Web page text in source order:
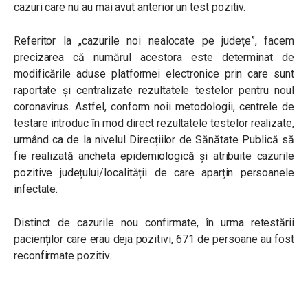
cazuri care nu au mai avut anterior un test pozitiv.
Referitor la „cazurile noi nealocate pe județe”, facem
precizarea că numărul acestora este determinat de
modificările aduse platformei electronice prin care sunt
raportate și centralizate rezultatele testelor pentru noul
coronavirus. Astfel, conform noii metodologii, centrele de
testare introduc în mod direct rezultatele testelor realizate,
urmând ca de la nivelul Direcțiilor de Sănătate Publică să
fie realizată ancheta epidemiologică și atribuite cazurile
pozitive județului/localității de care aparțin persoanele
infectate.
Distinct de cazurile nou confirmate, în urma retestării
pacienților care erau deja pozitivi, 671 de persoane au fost
reconfirmate pozitiv.